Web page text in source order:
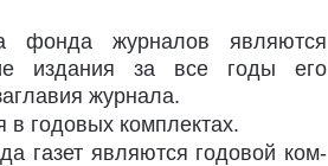
фонда журналов являются
издания за все годы его
журнала.
годовых комплектах.
газет являются годовой ком­